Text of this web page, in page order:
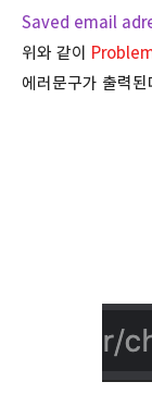
Saved email
위와 같이
에러문구가 출력된